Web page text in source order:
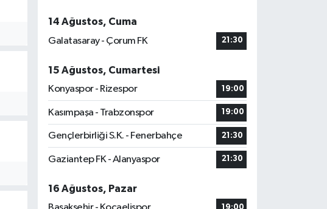
14 Ağustos, Cuma
Galatasaray - Çorum FK
21:30
15 Ağustos, Cumartesi
Konyaspor - Rizespor
19:00
Kasımpaşa - Trabzonspor 19:00
Gençlerbirliği S.K. - Fenerbahçe 21:30
Gaziantep FK - Alanyaspor 21:30
16 Ağustos, Pazar
19:00